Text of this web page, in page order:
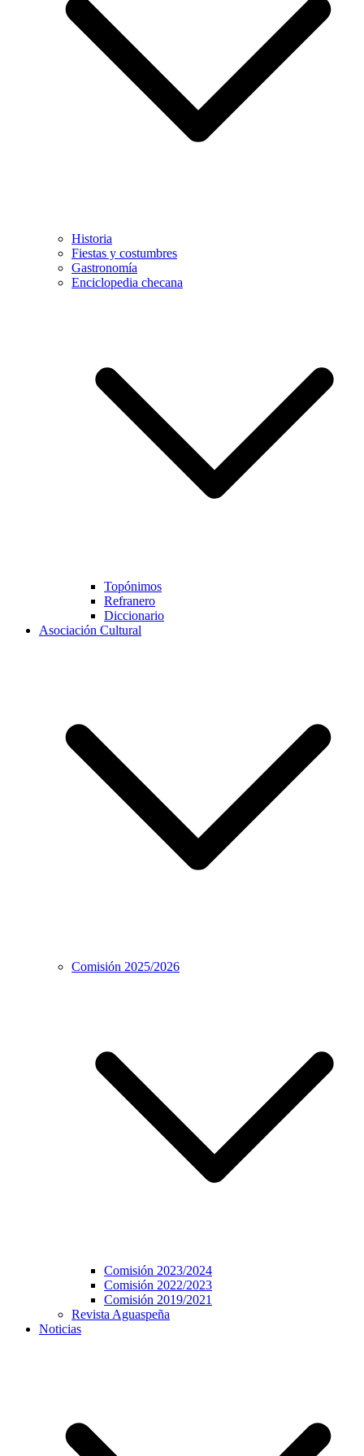
Historia
Fiestas y costumbres
Gastronomía
Enciclopedia checana
Topónimos
Refranero
Diccionario
Asociación Cultural
Comisión 2025/2026
Comisión 2023/2024
Comisión 2022/2023
Comisión 2019/2021
Revista Aguaspeña
Noticias